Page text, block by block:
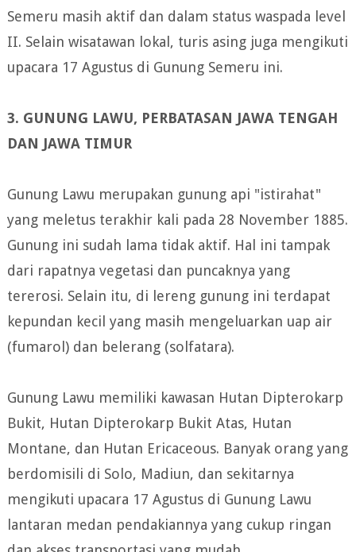
Semeru masih aktif dan dalam status waspada level
II. Selain wisatawan lokal, turis asing juga mengikuti
upacara 17 Agustus di Gunung Semeru ini.
3. GUNUNG LAWU, PERBATASAN JAWA TENGAH
DAN JAWA TIMUR
Gunung Lawu merupakan gunung api "istirahat"
yang meletus terakhir kali pada 28 November 1885.
Gunung ini sudah lama tidak aktif. Hal ini tampak
dari rapatnya vegetasi dan puncaknya yang
tererosi. Selain itu, di lereng gunung ini terdapat
kepundan kecil yang masih mengeluarkan uap air
(fumarol) dan belerang (solfatara).
Gunung Lawu memiliki kawasan Hutan Dipterokarp
Bukit, Hutan Dipterokarp Bukit Atas, Hutan
Montane, dan Hutan Ericaceous. Banyak orang yang
berdomisili di Solo, Madiun, dan sekitarnya
mengikuti upacara 17 Agustus di Gunung Lawu
lantaran medan pendakiannya yang cukup ringan